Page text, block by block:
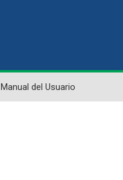
Manual del Usuario